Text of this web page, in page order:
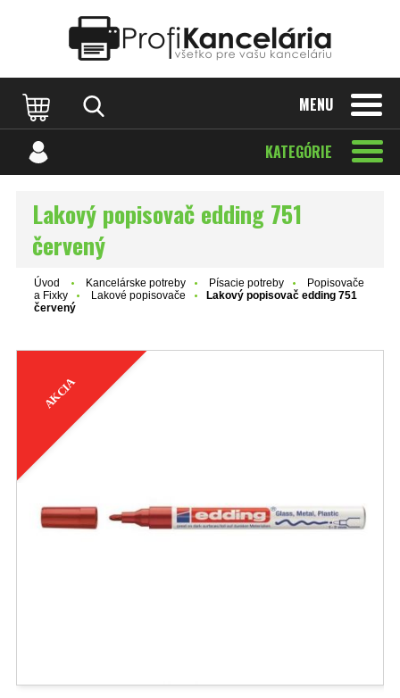
MENU
KATEGÓRIE
Lakový popisovač edding 751
červený
Úvod Kancelárske potreby Písacie potreby
Popisovače
a Fixky
Lakové popisovače
Lakový popisovač edding 751
červený
AKCIA
Katalóg internetových stránok Designed by Rawpixel.com